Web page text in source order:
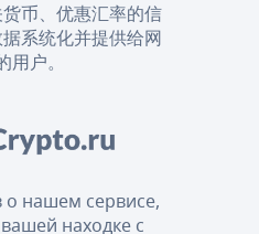
币、优惠汇率的信
系统化并提供给网
用户。
о нашем сервисе,
находке с